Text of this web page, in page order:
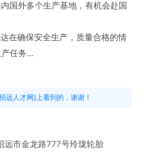
国外多个生产基地，有机会赴国
在确保安全生产，质量合格的情
任务
以内，👦🏻48以内，无违法犯罪记
远人才网}上看到的，谢谢！
远市金龙路777号玲珑轮胎